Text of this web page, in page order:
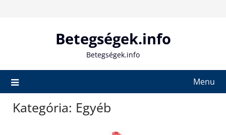
Betegségek.info
Betegségek.info
Menu
Kategória: Egyéb